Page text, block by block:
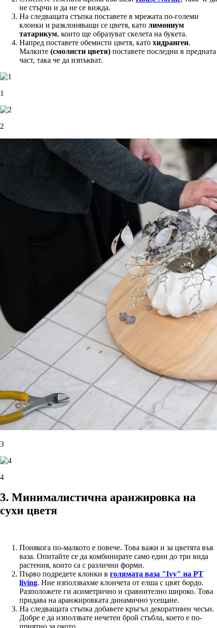
не стърчи и да не се вижда.
На следващата стъпка поставете в мрежата по-големи
клонки и разклоняващи се цветя, като лимониум
татарикум, които ще образуват скелета на букета.
Напред поставете обемисти цветя, като хидрангеи.
Малките (смолисти цветя) поставете последни в предната
част, така че да изпъкват.
1
2
3
4
3. Минималистична аранжировка на
сухи цветя
Понякога по-малкото е повече. Това важи и за цветята във
ваза. Опитайте се да комбинирате само един до три вида
растения, които са с различни форми.
Първо подредете клонки в голямата ваза "Ivy" на PT
living. Ние използвахме клончета от елша с цвят бордо.
Разположете ги асиметрично и сравнително широко. Това
придава на аранжировката динамично усещане.
На следващата стъпка добавете кръгъл декоративен чесън.
Добре е да използвате нечетен брой стъбла, което е по-